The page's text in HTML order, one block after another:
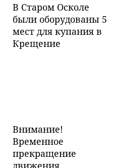
В Старом Осколе
были оборудованы 5
мест для купания в
Крещение
Внимание!
Временное
прекращение